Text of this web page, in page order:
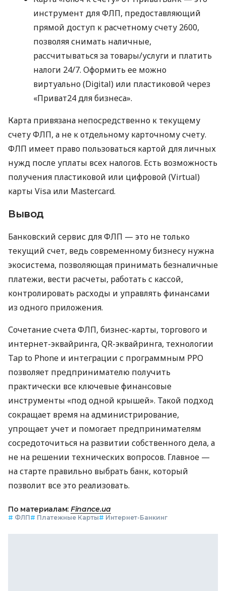
инструмент для ФЛП, предоставляющий
прямой доступ к расчетному счету 2600,
позволяя снимать наличные,
рассчитываться за товары/услуги и платить
налоги 24/7. Оформить ее можно
виртуально (Digital) или пластиковой через
«Приват24 для бизнеса».
Карта привязана непосредственно к текущему
счету ФЛП, а не к отдельному карточному счету.
ФЛП имеет право пользоваться картой для личных
нужд после уплаты всех налогов. Есть возможность
получения пластиковой или цифровой (Virtual)
карты Visa или Mastercard.
Вывод
Банковский сервис для ФЛП — это не только
текущий счет, ведь современному бизнесу нужна
экосистема, позволяющая принимать безналичные
платежи, вести расчеты, работать с кассой,
контролировать расходы и управлять финансами
из одного приложения.
Сочетание счета ФЛП, бизнес-карты, торгового и
интернет-эквайринга, QR-эквайринга, технологии
Tap to Phone и интеграции с программным РРО
позволяет предпринимателю получить
практически все ключевые финансовые
инструменты «под одной крышей». Такой подход
сокращает время на администрирование,
упрощает учет и помогает предпринимателям
сосредоточиться на развитии собственного дела, а
не на решении технических вопросов. Главное —
на старте правильно выбрать банк, который
позволит все это реализовать.
По материалам: Finance.ua
# ФЛП# Платежные Карты# Интернет-Банкинг